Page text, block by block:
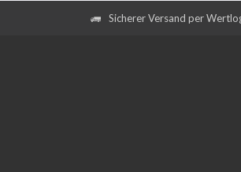
Sicherer Versand per